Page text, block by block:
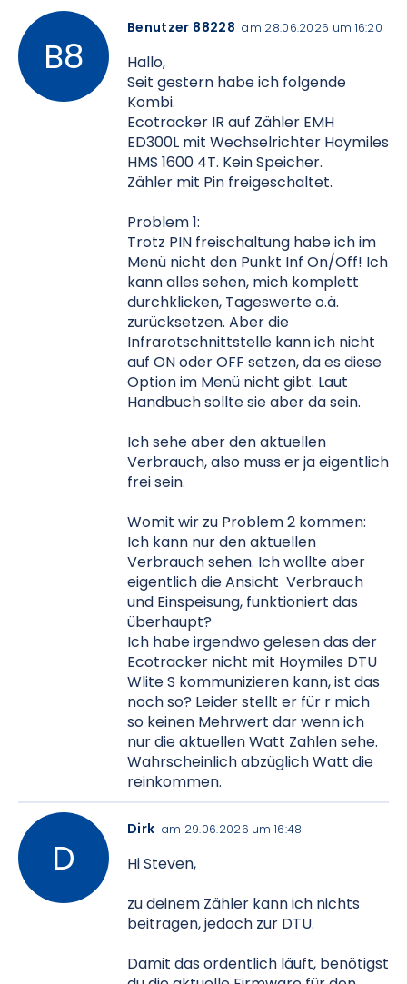
Benutzer 88228 am 28.06.2026 um 16:20
Hallo,
Seit gestern habe ich folgende
Kombi.
Ecotracker IR auf Zähler EMH
ED300L mit Wechselrichter Hoymiles
HMS 1600 4T. Kein Speicher.
Zähler mit Pin freigeschaltet.
Problem 1:
Trotz PIN freischaltung habe ich im
Menü nicht den Punkt Inf On/Off! Ich
kann alles sehen, mich komplett
durchklicken, Tageswerte o.ä.
zurücksetzen. Aber die
Infrarotschnittstelle kann ich nicht
auf ON oder OFF setzen, da es diese
Option im Menü nicht gibt. Laut
Handbuch sollte sie aber da sein.
Ich sehe aber den aktuellen
Verbrauch, also muss er ja eigentlich
frei sein.
Womit wir zu Problem 2 kommen:
Ich kann nur den aktuellen
Verbrauch sehen. Ich wollte aber
eigentlich die Ansicht Verbrauch
und Einspeisung, funktioniert das
überhaupt?
Ich habe irgendwo gelesen das der
Ecotracker nicht mit Hoymiles DTU
Wlite S kommunizieren kann, ist das
noch so? Leider stellt er für r mich
so keinen Mehrwert dar wenn ich
nur die aktuellen Watt Zahlen sehe.
Wahrscheinlich abzüglich Watt die
reinkommen.
Dirk am 29.06.2026 um 16:48
Hi Steven,
zu deinem Zähler kann ich nichts
beitragen, jedoch zur DTU.
Damit das ordentlich läuft, benötigst